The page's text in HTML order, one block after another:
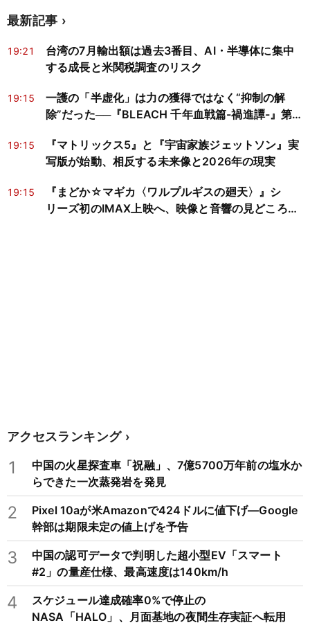
最新記事
19:21
台湾の7月輸出額は過去3番目、AI・半導体に集中
する成長と米関税調査のリスク
19:15
一護の「半虚化」は力の獲得ではなく“抑制の解
除”だった──『BLEACH 千年血戦篇-禍進譚-』第
19:15
『マトリックス5』と『宇宙家族ジェットソン』実
写版が始動、相反する未来像と2026年の現実
19:15
『まどか☆マギカ〈ワルプルギスの廻天〉』シ
リーズ初のIMAX上映へ、映像と音響の見どころを
アクセスランキング
1
中国の火星探査車「祝融」、7億5700万年前の塩水か
らできた一次蒸発岩を発見
2
Pixel 10aが米Amazonで424ドルに値下げ―Google
幹部は期限未定の値上げを予告
3
中国の認可データで判明した超小型EV「スマート
#2」の量産仕様、最高速度は140km/h
4
スケジュール達成確率0%で停止の
NASA「HALO」、月面基地の夜間生存実証へ転用